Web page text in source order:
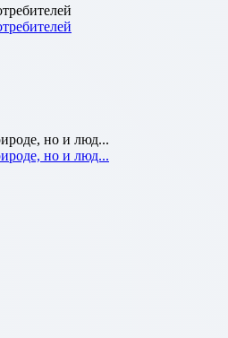
но и люд...
но и люд...